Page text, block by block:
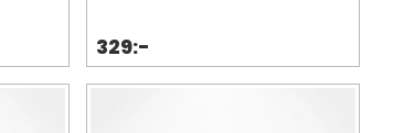
329:-